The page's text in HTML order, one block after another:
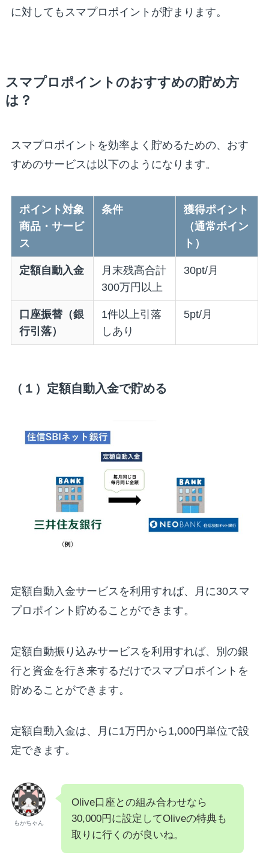
に対してもスマプロポイントが貯まります。
スマプロポイントのおすすめの貯め方
は？
スマプロポイントを効率よく貯めるための、おす
すめのサービスは以下のようになります。
ポイント対象
商品・サービ
ス
条件
獲得ポイント
（通常ポイン
ト）
定額自動入金
月末残高合計
300万円以上
30pt/月
口座振替（銀
行引落）
1件以上引落
しあり
5pt/月
（１）定額自動入金で貯める
定額自動入金サービスを利用すれば、月に30スマ
プロポイント貯めることができます。
定額自動振り込みサービスを利用すれば、別の銀
行と資金を行き来するだけでスマプロポイントを
貯めることができます。
定額自動入金は、月に1万円から1,000円単位で設
定できます。
もかちゃん
Olive口座との組み合わせなら
30,000円に設定してOliveの特典も
取りに行くのが良いね。